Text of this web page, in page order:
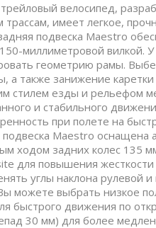
велосипед,
имеет легкое,
подвеска Maestro
миллиметровой вилкой.
геометрию рамы.
а также занижение
стилем езды и рельефом
и стабильного
при полете на
Maestro оснащена
ходом задних колес 135
для повышения
углы наклона рулевой
можете выбрать низкое
быстрого движения по
30 мм) для более